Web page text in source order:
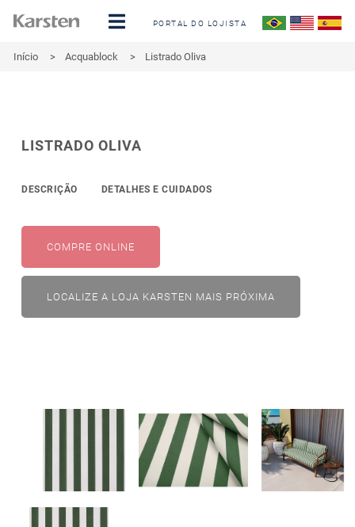
PORTAL DO LOJISTA
Início > Acquablock > Listrado Oliva
LISTRADO OLIVA
DESCRIÇÃO DETALHES E CUIDADOS
COMPRE ONLINE
LOCALIZE A LOJA KARSTEN MAIS PRÓXIMA